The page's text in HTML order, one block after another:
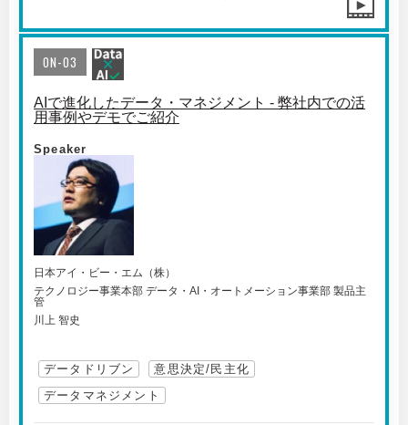
ON-03
AIで進化したデータ・マネジメント - 弊社内での活
用事例やデモでご紹介
Speaker
日本アイ・ビー・エム（株）
テクノロジー事業本部 データ・AI・オートメーション事業部 製品主
管
川上 智史
データドリブン
意思決定/民主化
データマネジメント